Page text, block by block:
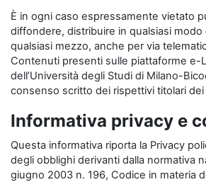
È in ogni caso espressamente vietato
diffondere, distribuire in qualsiasi modo
qualsiasi mezzo, anche per via
Contenuti presenti sulle piattaforme e-
dell’Università degli Studi di Milano-
consenso scritto dei rispettivi titolari dei
Informativa privacy e
Questa informativa riporta la Privacy
degli obblighi derivanti dalla normativa
giugno 2003 n. 196, Codice in materia